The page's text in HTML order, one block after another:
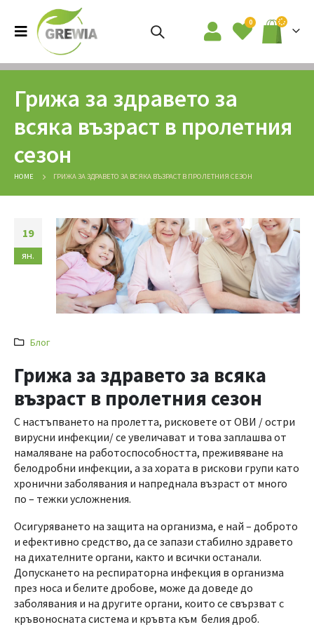
0
Грижа за здравето за
всяка възраст в пролетния
сезон
HOME ГРИЖА ЗА ЗДРАВЕТО ЗА ВСЯКА ВЪЗРАСТ В ПРОЛЕТНИЯ СЕЗОН
19
ян.
Блог
Грижа за здравето за всяка
възраст в пролетния сезон
С настъпването на пролетта, рисковете от ОВИ / остри
вирусни инфекции/ се увеличават и това заплашва от
намаляване на работоспособността, преживяване на
белодробни инфекции, а за хората в рискови групи като
хронични заболявания и напреднала възраст от много
по – тежки усложнения.
Осигуряването на защита на организма, е най – доброто
и ефективно средство, да се запази стабилно здравето
на дихателните органи, както и всички останали.
Допускането на респираторна инфекция в организма
през носа и белите дробове, може да доведе до
заболявания и на другите органи, които се свързват с
кръвоносната система и кръвта към белия дроб.